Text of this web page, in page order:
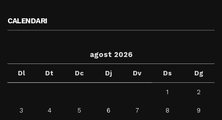
CALENDARI
agost 2026
Dl Dt Dc Dj Dv Ds Dg
1 2
3 4 5 6 7 8 9